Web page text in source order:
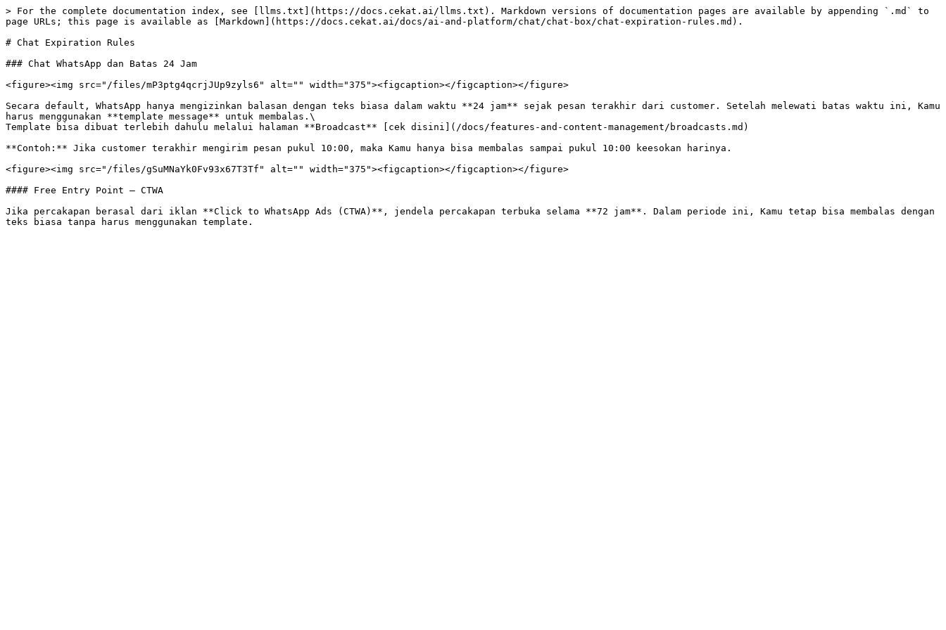
> For the complete documentation index, see [llms.txt](https://docs.cekat.ai/llms.txt). Markdown versions of documentation pages are available by appending `.md` to
page URLs; this page is available as [Markdown](https://docs.cekat.ai/docs/ai-and-platform/chat/chat-box/chat-expiration-rules.md).
# Chat Expiration Rules
### Chat WhatsApp dan Batas 24 Jam
<figure><img src="/files/mP3ptg4qcrjJUp9zyls6" alt="" width="375"><figcaption></figcaption></figure>
Secara default, WhatsApp hanya mengizinkan balasan dengan teks biasa dalam waktu **24 jam** sejak pesan terakhir dari customer. Setelah melewati batas waktu ini, Kamu
harus menggunakan **template message** untuk membalas.\
Template bisa dibuat terlebih dahulu melalui halaman **Broadcast** [cek disini](/docs/features-and-content-management/broadcasts.md)
**Contoh:** Jika customer terakhir mengirim pesan pukul 10:00, maka Kamu hanya bisa membalas sampai pukul 10:00 keesokan harinya.
<figure><img src="/files/gSuMNaYk0Fv93x67T3Tf" alt="" width="375"><figcaption></figcaption></figure>
#### Free Entry Point – CTWA
Jika percakapan berasal dari iklan **Click to WhatsApp Ads (CTWA)**, jendela percakapan terbuka selama **72 jam**. Dalam periode ini, Kamu tetap bisa membalas dengan